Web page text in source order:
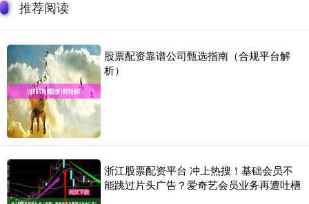
推荐阅读
股票配资靠谱公司甄选指南（合规平台解
析）
浙江股票配资平台 冲上热搜！基础会员不
能跳过片头广告？爱奇艺会员业务再遭吐槽